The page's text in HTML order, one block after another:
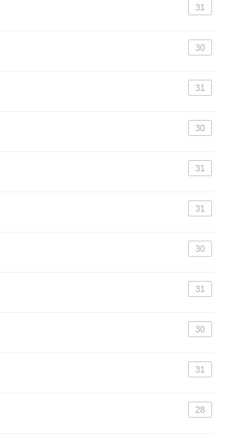
31
30
31
30
31
31
30
31
30
31
28